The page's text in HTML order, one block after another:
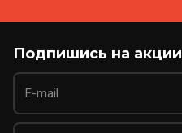
Подпишись на акции